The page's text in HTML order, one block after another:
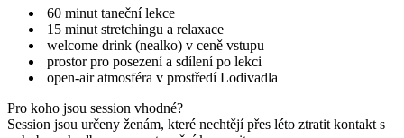
60 minut taneční lekce
15 minut stretchingu a relaxace
welcome drink (nealko) v ceně vstupu
prostor pro posezení a sdílení po lekci
open-air atmosféra v prostředí Lodivadla
Pro koho jsou session vhodné?
Session jsou určeny ženám, které nechtějí přes léto ztratit kontakt s